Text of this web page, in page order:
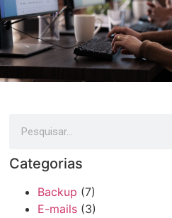
Categorias
Backup (7)
E-mails (3)